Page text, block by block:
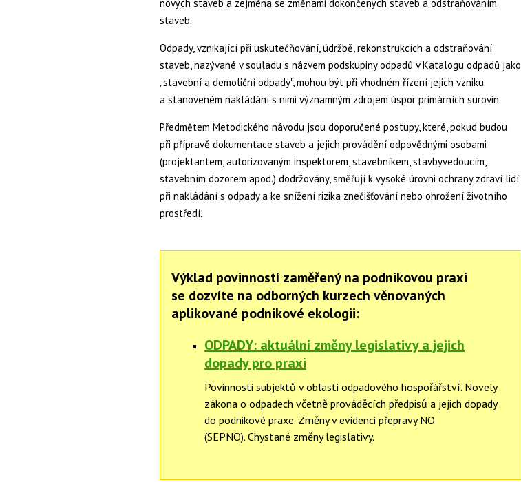
nových staveb a zejména se změnami dokončených staveb a odstraňováním
staveb.
Odpady, vznikající při uskutečňování, údržbě, rekonstrukcích a odstraňování
staveb, nazývané v souladu s názvem podskupiny odpadů v Katalogu odpadů jako
„stavební a demoliční odpady", mohou být při vhodném řízení jejich vzniku
a stanoveném nakládání s nimi významným zdrojem úspor primárních surovin.
Předmětem Metodického návodu jsou doporučené postupy, které, pokud budou
při přípravě dokumentace staveb a jejich provádění odpovědnými osobami
(projektantem, autorizovaným inspektorem, stavebníkem, stavbyvedoucím,
stavebním dozorem apod.) dodržovány, směřují k vysoké úrovni ochrany zdraví lidí
při nakládání s odpady a ke snížení rizika znečišťování nebo ohrožení životního
prostředí.
Výklad povinností zaměřený na podnikovou praxi
se dozvíte na odborných kurzech věnovaných
aplikované podnikové ekologii:
ODPADY: aktuální změny legislativy a jejich
dopady pro praxi
Povinnosti subjektů v oblasti odpadového hospořářství. Novely
zákona o odpadech včetně prováděcích předpisů a jejich dopady
do podnikové praxe. Změny v evidenci přepravy NO
(SEPNO). Chystané změny legislativy.